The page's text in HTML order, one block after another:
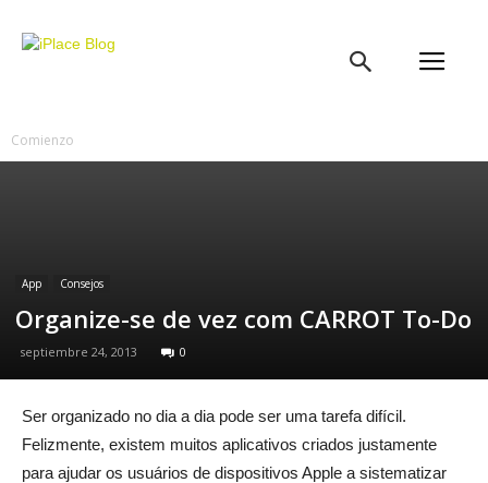
Comienzo
App Consejos
Organize-se de vez com CARROT To-Do
septiembre 24, 2013 0
Ser organizado no dia a dia pode ser uma tarefa difícil.
Felizmente, existem muitos aplicativos criados justamente
para ajudar os usuários de dispositivos Apple a sistematizar